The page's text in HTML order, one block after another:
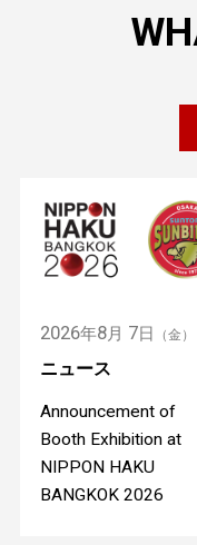
2026年8月 7日 （金）
ニュース
Announcement of
Booth Exhibition at
NIPPON HAKU
BANGKOK 2026